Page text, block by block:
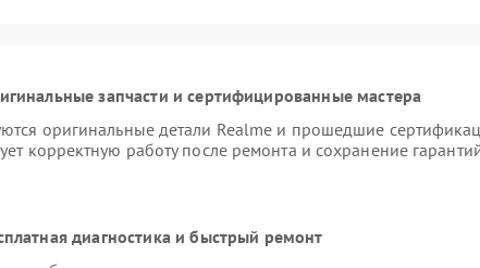
запчасти и сертифицированные мастера
оригинальные детали Realme и прошедшие
корректную работу после ремонта и сохранение
диагностика и быстрый ремонт